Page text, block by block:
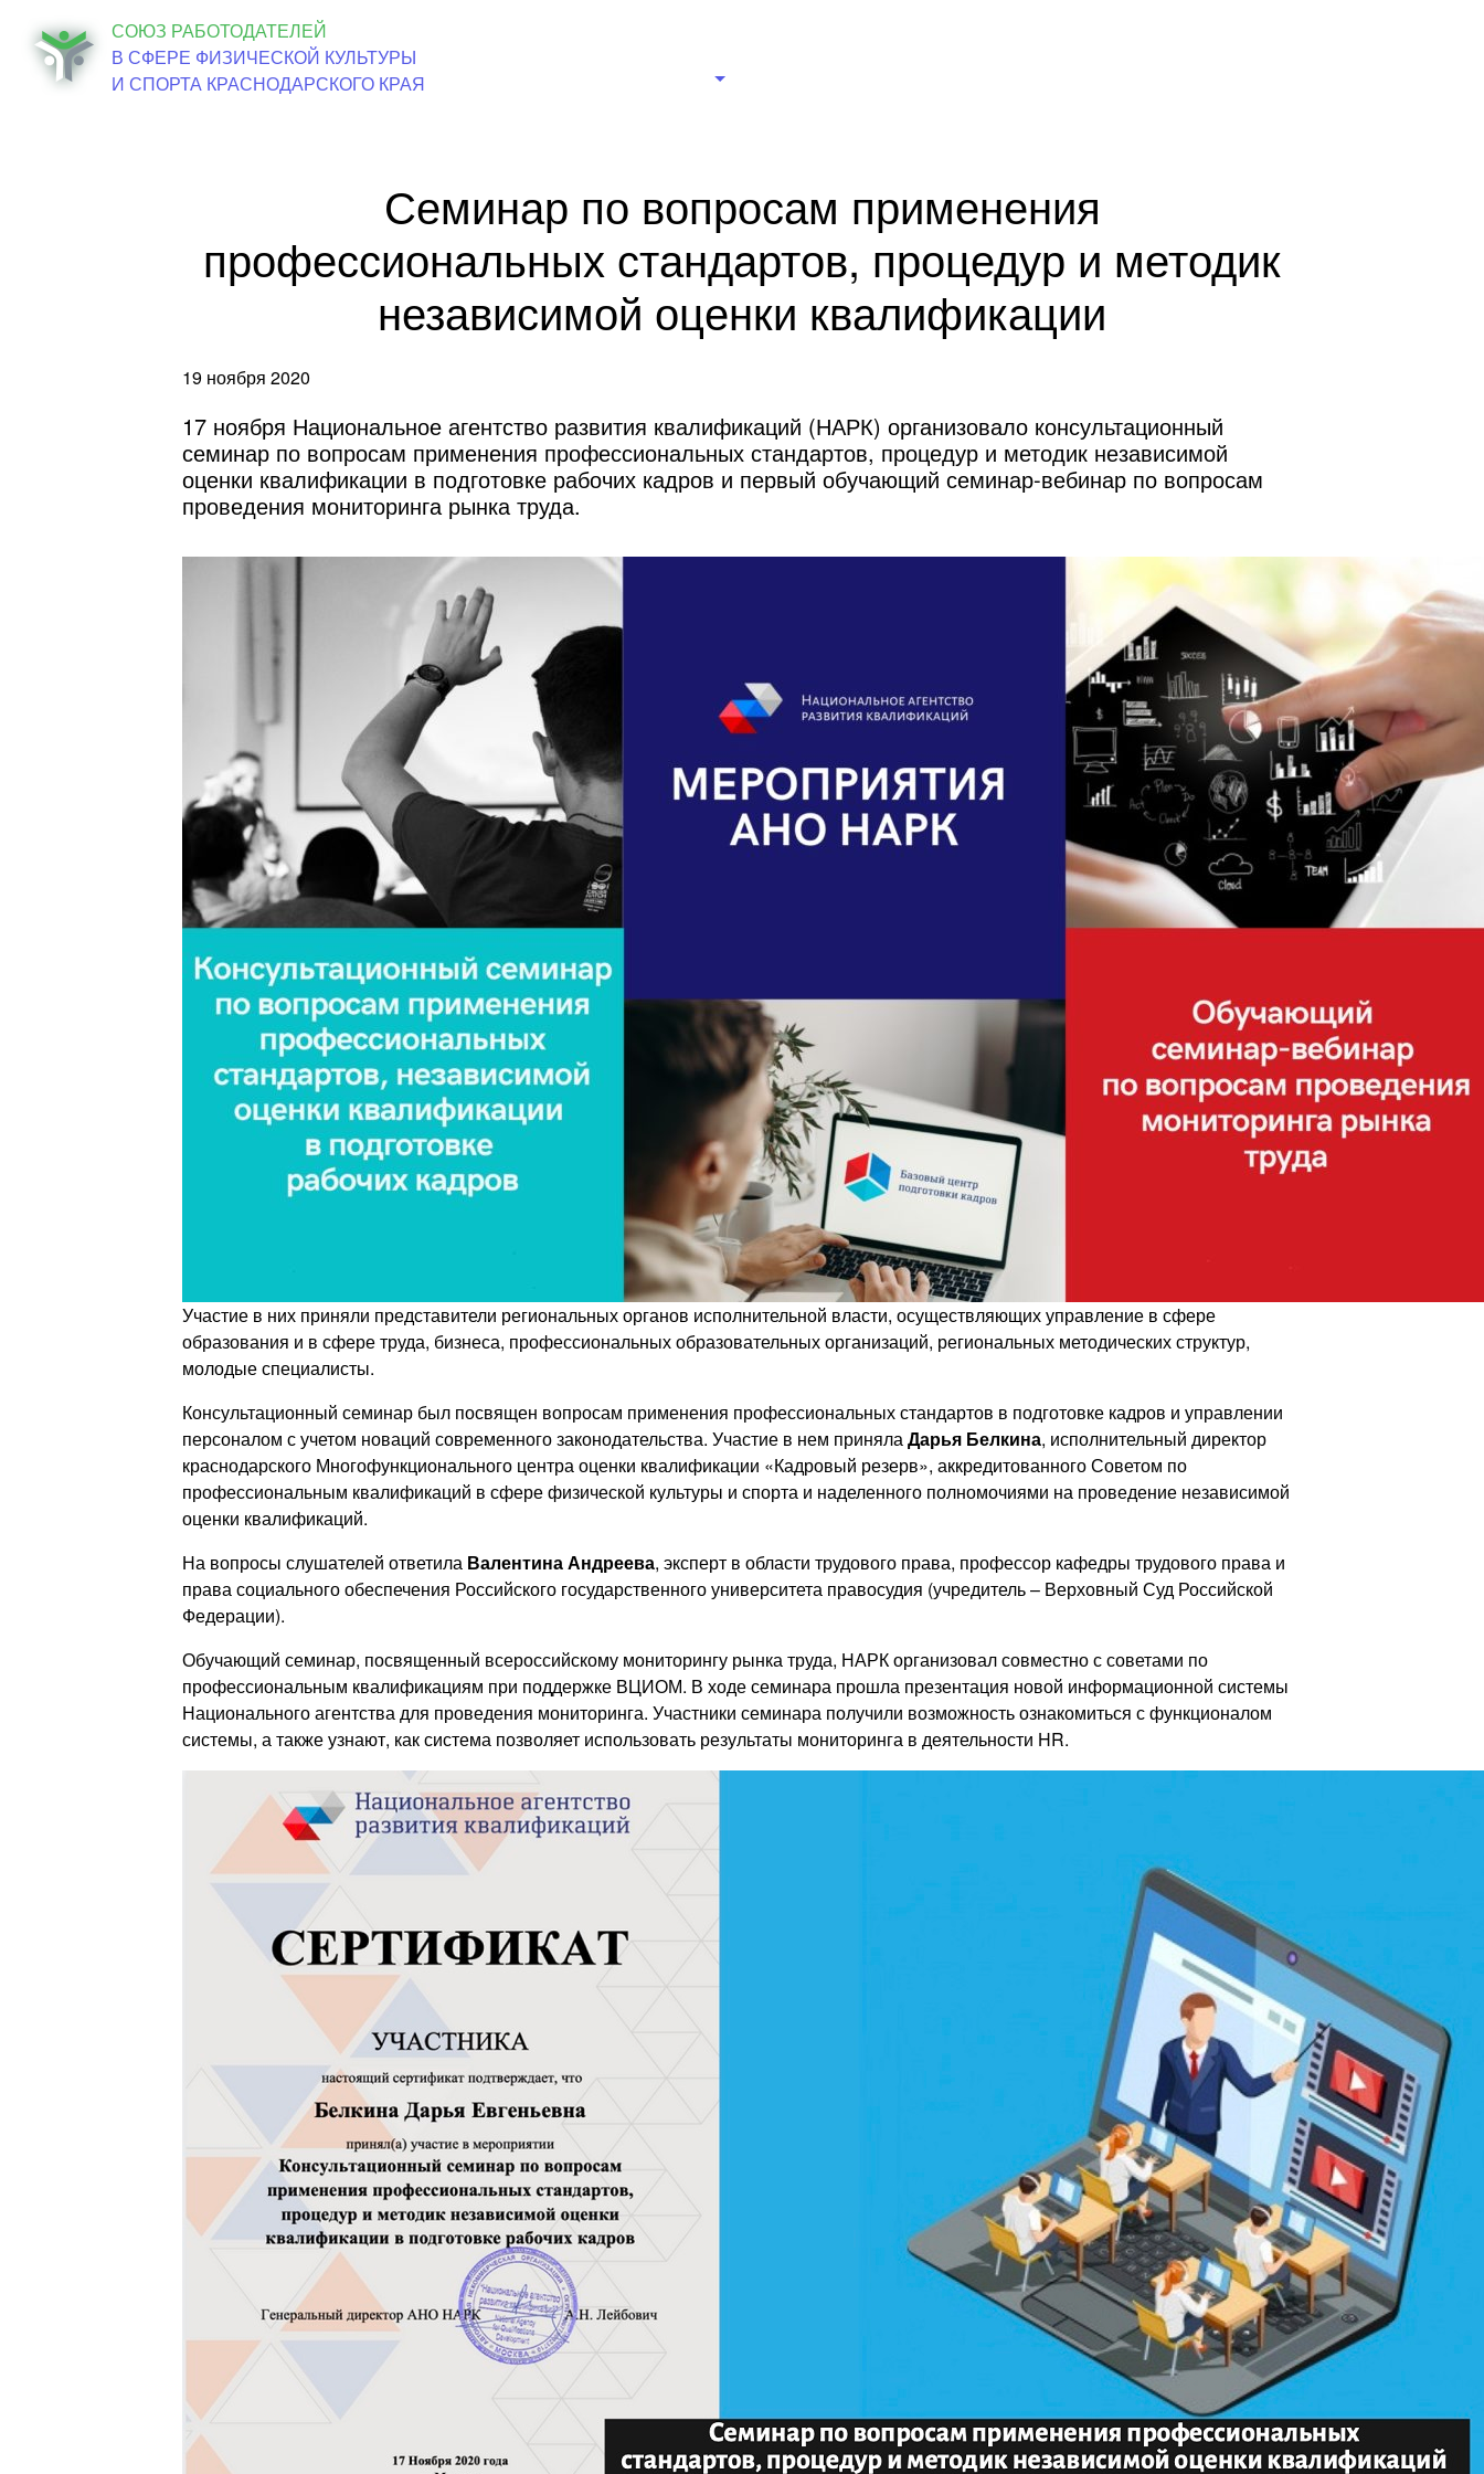
СОЮЗ РАБОТОДАТЕЛЕЙ
В СФЕРЕ ФИЗИЧЕСКОЙ КУЛЬТУРЫ
И СПОРТА КРАСНОДАРСКОГО КРАЯ
Семинар по вопросам применения
профессиональных стандартов, процедур и методик
независимой оценки квалификации
19 ноября 2020
17 ноября Национальное агентство развития квалификаций (НАРК) организовало консультационный
семинар по вопросам применения профессиональных стандартов, процедур и методик независимой
оценки квалификации в подготовке рабочих кадров и первый обучающий семинар-вебинар по вопросам
проведения мониторинга рынка труда.
Участие в них приняли представители региональных органов исполнительной власти, осуществляющих управление в сфере
образования и в сфере труда, бизнеса, профессиональных образовательных организаций, региональных методических структур,
молодые специалисты.
Консультационный семинар был посвящен вопросам применения профессиональных стандартов в подготовке кадров и управлении
персоналом с учетом новаций современного законодательства. Участие в нем принялаДарья Белкина, исполнительный директор
краснодарского Многофункционального центра оценки квалификации «Кадровый резерв», аккредитованного Советом по
профессиональным квалификаций в сфере физической культуры и спорта и наделенного полномочиями на проведение независимой
оценки квалификаций.
На вопросы слушателей ответила Валентина Андреева, эксперт в области трудового права, профессор кафедры трудового права и
права социального обеспечения Российского государственного университета правосудия (учредитель – Верховный Суд Российской
Федерации).
Обучающий семинар, посвященный всероссийскому мониторингу рынка труда, НАРК организовал совместно с советами по
профессиональным квалификациям при поддержке ВЦИОМ. В ходе семинара прошла презентация новой информационной системы
Национального агентства для проведения мониторинга. Участники семинара получили возможность ознакомиться с функционалом
системы, а также узнают, как система позволяет использовать результаты мониторинга в деятельности HR.